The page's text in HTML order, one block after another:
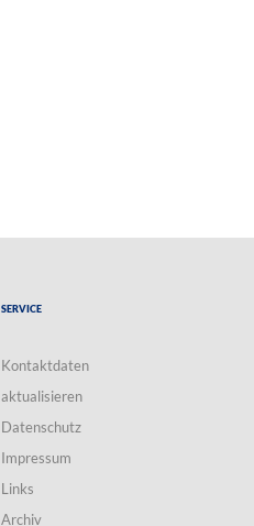
Service
Kontaktdaten
aktualisieren
Datenschutz
Impressum
Links
Archiv